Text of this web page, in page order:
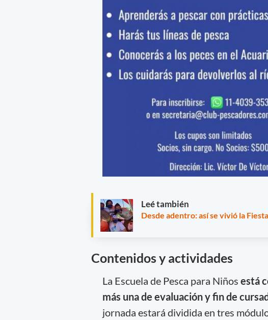
Leé también
Desde adentro: así se vivió la
Contenidos y actividades
La Escuela de Pesca para Niños está
más una de evaluación y fin de
jornada estará dividida en tres